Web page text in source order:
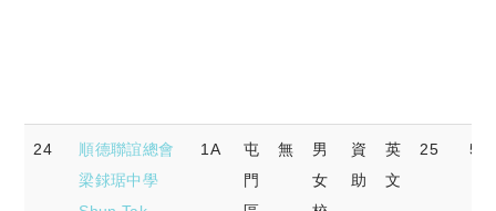
24
順德聯誼總會
梁銶琚中學
1A
屯
門
無
男
女
資
助
英
文
25